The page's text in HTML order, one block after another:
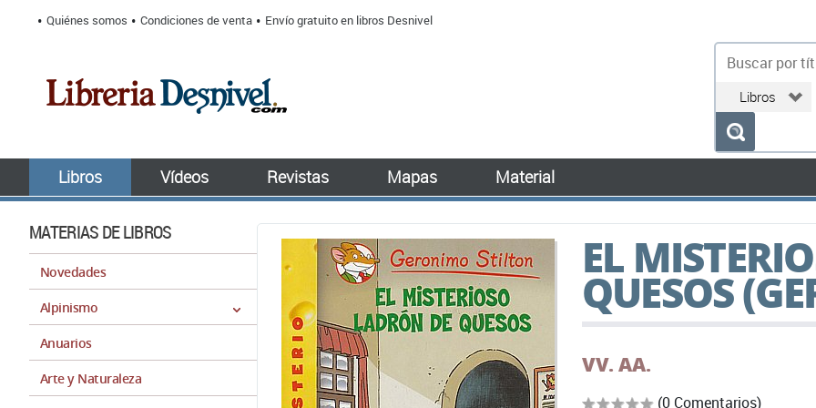
Quiénes somos Condiciones de venta Envío gratuito en libros Desnivel
Libros Vídeos Revistas Mapas Material
MATERIAS DE LIBROS
Novedades
Alpinismo
Anuarios
Arte y Naturaleza
EL
QUESOS
VV. AA.
(0 Comentarios)